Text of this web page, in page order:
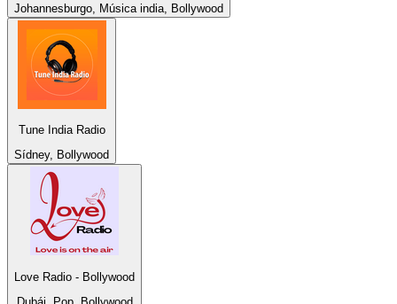
Johannesburgo, Música india, Bollywood
Tune India Radio
Sídney, Bollywood
Love Radio - Bollywood